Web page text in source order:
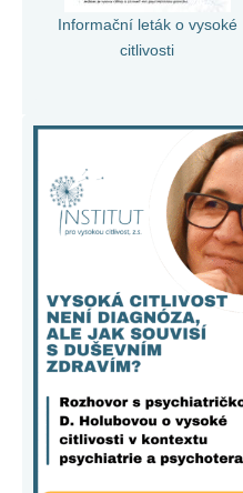
Informační leták o vysoké
citlivosti